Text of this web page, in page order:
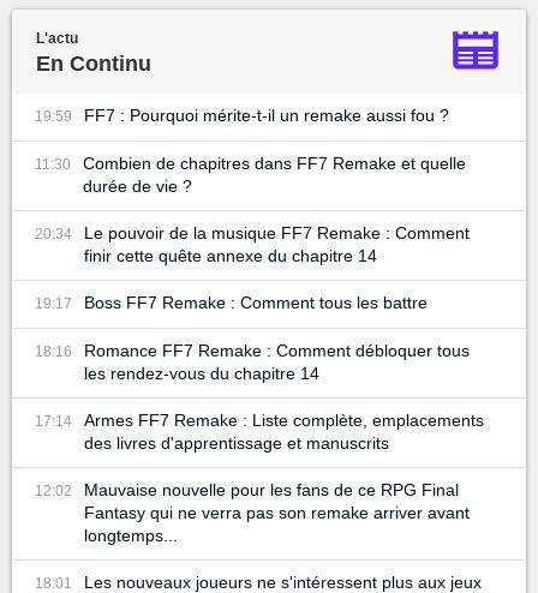
L'actu
En Continu
19:59 FF7 : Pourquoi mérite-t-il un remake aussi fou ?
11:30
Combien de chapitres dans FF7 Remake et quelle
durée de vie ?
20:34
Le pouvoir de la musique FF7 Remake : Comment
finir cette quête annexe du chapitre 14
19:17 Boss FF7 Remake : Comment tous les battre
18:16
Romance FF7 Remake : Comment débloquer tous
les rendez-vous du chapitre 14
17:14
Armes FF7 Remake : Liste complète, emplacements
des livres d'apprentissage et manuscrits
12:02
Mauvaise nouvelle pour les fans de ce RPG Final
Fantasy qui ne verra pas son remake arriver avant
longtemps...
18:01
Les nouveaux joueurs ne s'intéressent plus aux jeux